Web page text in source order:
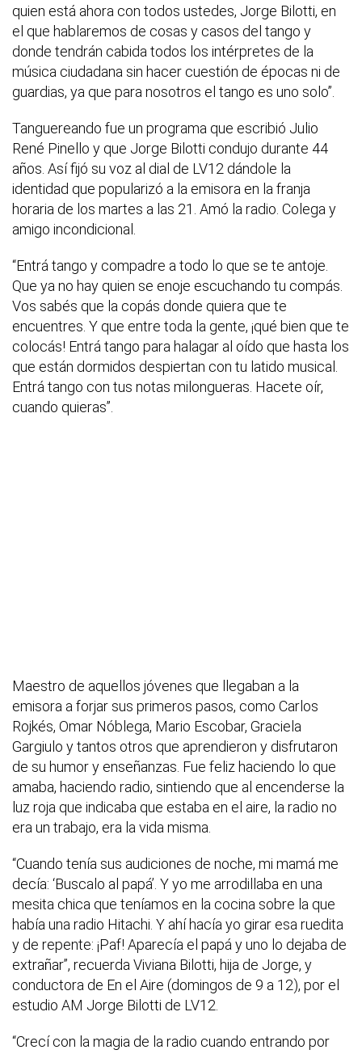
quien está ahora con todos ustedes, Jorge Bilotti, en
el que hablaremos de cosas y casos del tango y
donde tendrán cabida todos los intérpretes de la
música ciudadana sin hacer cuestión de épocas ni de
guardias, ya que para nosotros el tango es uno solo”.
Tanguereando fue un programa que escribió Julio
René Pinello y que Jorge Bilotti condujo durante 44
años. Así fijó su voz al dial de LV12 dándole la
identidad que popularizó a la emisora en la franja
horaria de los martes a las 21. Amó la radio. Colega y
amigo incondicional.
“Entrá tango y compadre a todo lo que se te antoje.
Que ya no hay quien se enoje escuchando tu compás.
Vos sabés que la copás donde quiera que te
encuentres. Y que entre toda la gente, ¡qué bien que te
colocás! Entrá tango para halagar al oído que hasta los
que están dormidos despiertan con tu latido musical.
Entrá tango con tus notas milongueras. Hacete oír,
cuando quieras”.
Maestro de aquellos jóvenes que llegaban a la
emisora a forjar sus primeros pasos, como Carlos
Rojkés, Omar Nóblega, Mario Escobar, Graciela
Gargiulo y tantos otros que aprendieron y disfrutaron
de su humor y enseñanzas. Fue feliz haciendo lo que
amaba, haciendo radio, sintiendo que al encenderse la
luz roja que indicaba que estaba en el aire, la radio no
era un trabajo, era la vida misma.
“Cuando tenía sus audiciones de noche, mi mamá me
decía: ‘Buscalo al papá’. Y yo me arrodillaba en una
mesita chica que teníamos en la cocina sobre la que
había una radio Hitachi. Y ahí hacía yo girar esa ruedita
y de repente: ¡Paf! Aparecía el papá y uno lo dejaba de
extrañar”, recuerda Viviana Bilotti, hija de Jorge, y
conductora de En el Aire (domingos de 9 a 12), por el
estudio AM Jorge Bilotti de LV12.
“Crecí con la magia de la radio cuando entrando por